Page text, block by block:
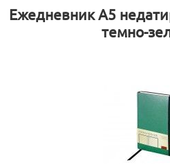
КОНТАКТЫ
пн-пт 8:30 17:00
Ежедневник А5
темно-